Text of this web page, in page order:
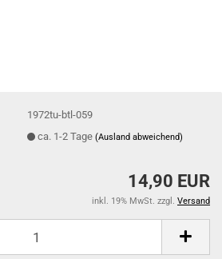
1972tu-btl-059
ca. 1-2 Tage(Ausland abweichend)
14,90 EUR
inkl. 19% MwSt. zzgl. Versand